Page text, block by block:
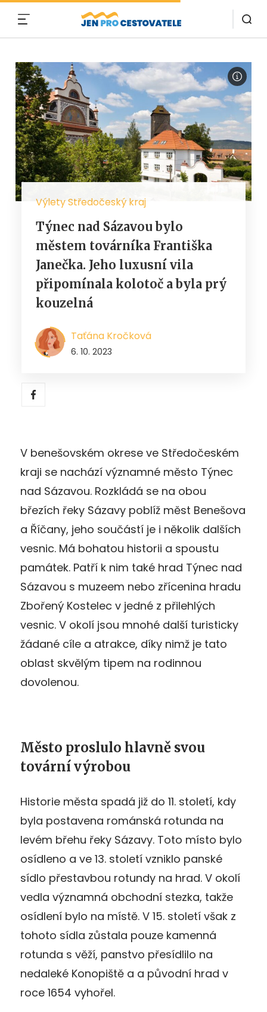
Výlety Středočeský kraj
Týnec nad Sázavou bylo
městem továrníka Františka
Janečka. Jeho luxusní vila
připomínala kolotoč a byla prý
kouzelná
Taťána Kročková
6. 10. 2023
V benešovském okrese ve Středočeském
kraji se nachází významné město Týnec
nad Sázavou. Rozkládá se na obou
březích řeky Sázavy poblíž měst Benešova
a Říčany, jeho součástí je i několik dalších
vesnic. Má bohatou historii a spoustu
památek. Patří k nim také hrad Týnec nad
Sázavou s muzeem nebo zřícenina hradu
Zbořený Kostelec v jedné z přilehlých
vesnic. V okolí jsou mnohé další turisticky
žádané cíle a atrakce, díky nimž je tato
oblast skvělým tipem na rodinnou
dovolenou.
Město proslulo hlavně svou
tovární výrobou
Historie města spadá již do 11. století, kdy
byla postavena románská rotunda na
levém břehu řeky Sázavy. Toto místo bylo
osídleno a ve 13. století vzniklo panské
sídlo přestavbou rotundy na hrad. V okolí
vedla významná obchodní stezka, takže
osídlení bylo na místě. V 15. století však z
tohoto sídla zůstala pouze kamenná
rotunda s věží, panstvo přesídlilo na
nedaleké Konopiště a a původní hrad v
roce 1654 vyhořel.